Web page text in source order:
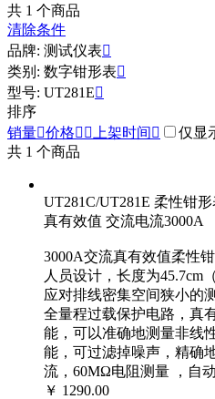
共 1 个商品
清除条件
品牌: 测试仪表
类别: 数字钳形表
型号: UT281E
排序
销量价格  上架时间 
仅显
共 1 个商品
UT281C/UT281E 柔性钳形
真有效值 交流电流3000A
3000A交流真有效值柔性
人员设计，长度为45.7cm
应对排线密集空间狭小的
全量程过载保护电路，真
能，可以准确地测量非线
能，可过滤掉噪声，精确
流，60MΩ电阻测量 ，自
￥ 1290.00